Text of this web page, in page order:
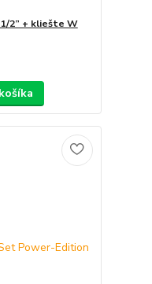
1/2” + kliešte W